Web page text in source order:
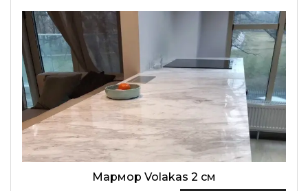
Мармор Volakas 2 см